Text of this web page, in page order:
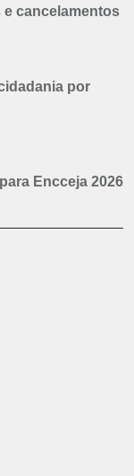
cancelamentos
por
Encceja 2026